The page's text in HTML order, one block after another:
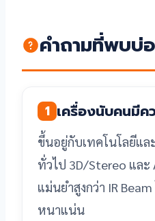
คำถามที่พบบ่
1 เครื่องนับคนมีค
ขึ้นอยู่กับเทคโนโลยีแ
ทั่วไป 3D/Stereo และ
แม่นยำสูงกว่า IR
หนาแน่น